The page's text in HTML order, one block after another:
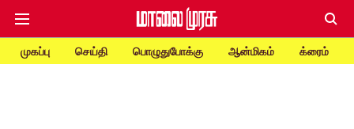
முகப்பு செய்தி பொழுதுபோக்கு ஆன்மிகம் க்ரைம்